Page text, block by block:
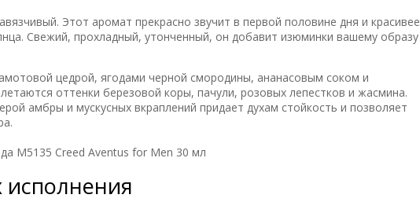
Этот аромат прекрасно звучит в первой половине дня и красивее
Свежий, прохладный, утонченный, он добавит изюминки вашему образу
цедрой, ягодами черной смородины, ананасовым соком и
оттенки березовой коры, пачули, розовых лепестков и жасмина.
амбры и мускусных вкраплений придает духам стойкость и позволяет
M5135 Creed Aventus for Men 30 мл
исполнения